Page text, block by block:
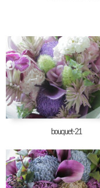
bouquet-21